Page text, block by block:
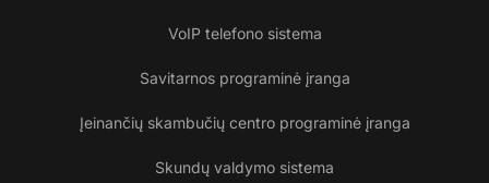
VoIP telefono sistema
Savitarnos programinė įranga
Įeinančių skambučių centro programinė įranga
Skundų valdymo sistema